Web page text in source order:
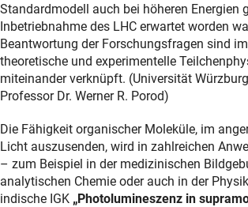
Standardmodell auch bei höheren Energien
Inbetriebnahme des LHC erwartet worden
Beantwortung der Forschungsfragen sind
theoretische und experimentelle
miteinander verknüpft. (Universität
Professor Dr. Werner R. Porod)
Die Fähigkeit organischer Moleküle, im
Licht auszusenden, wird in zahlreichen
– zum Beispiel in der medizinischen
analytischen Chemie oder auch in der
indische IGK „Photolumineszenz in